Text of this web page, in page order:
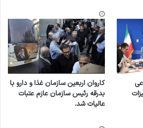
کاروان اربعین سازمان غذا و دارو با
بدرقه رئیس سازمان عازم عتبات
عالیات شد.